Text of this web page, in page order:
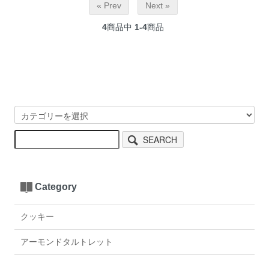
« Prev Next »
4商品中 1-4商品
SEARCH
Category
クッキー
アーモンドタルトレット